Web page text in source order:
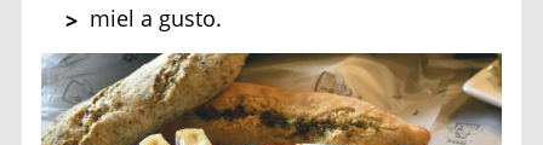
miel a gusto.